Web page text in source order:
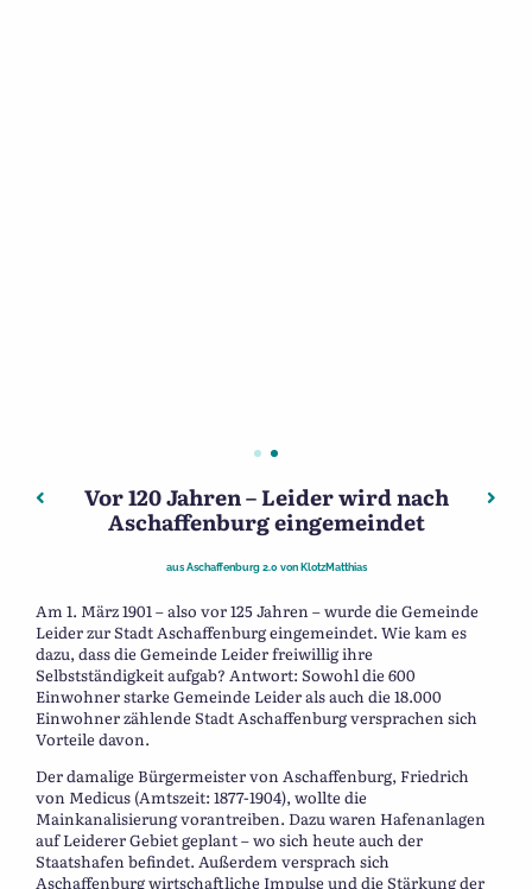
Beitragsnavigation
Vorheriger: Fußmarsch über die Mainbrücke
Vor 120 Jahren – Leider wird nach
Aschaffenburg eingemeindet
ausAschaffenburg 2.0 von KlotzMatthias
Am 1. März 1901 – also vor 125 Jahren – wurde die Gemeinde
Leider zur Stadt Aschaffenburg eingemeindet. Wie kam es
dazu, dass die Gemeinde Leider freiwillig ihre
Selbstständigkeit aufgab? Antwort: Sowohl die 600
Einwohner starke Gemeinde Leider als auch die 18.000
Einwohner zählende Stadt Aschaffenburg versprachen sich
Vorteile davon.
Der damalige Bürgermeister von Aschaffenburg, Friedrich
von Medicus (Amtszeit: 1877-1904), wollte die
Mainkanalisierung vorantreiben. Dazu waren Hafenanlagen
auf Leiderer Gebiet geplant – wo sich heute auch der
Staatshafen befindet. Außerdem versprach sich
Aschaffenburg wirtschaftliche Impulse und die Stärkung der